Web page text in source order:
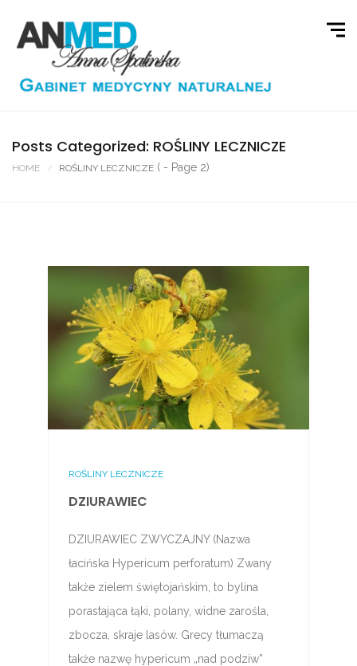
Posts Categorized: ROŚLINY LECZNICZE
HOME ROŚLINY LECZNICZE ( - Page 2)
ROŚLINY LECZNICZE
DZIURAWIEC
DZIURAWIEC ZWYCZAJNY (Nazwa
łacińska Hypericum perforatum) Zwany
także zielem świętojańskim, to bylina
porastająca łąki, polany, widne zarośla,
zbocza, skraje lasów. Grecy tłumaczą
także nazwę hypericum „nad podziw”